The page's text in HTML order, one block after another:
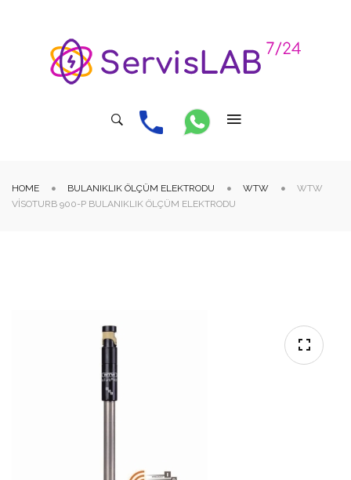
HOME BULANIKLIK ÖLÇÜM ELEKTRODU WTW
WTW
VISOTURB 900-P BULANIKLIK ÖLÇÜM ELEKTRODU